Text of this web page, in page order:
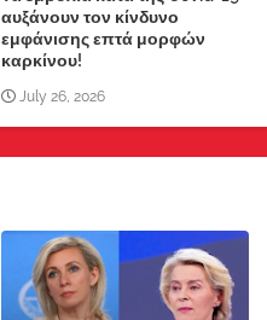
αυξάνουν τον κίνδυνο
εμφάνισης επτά μορφών
καρκίνου!
July 26, 2026